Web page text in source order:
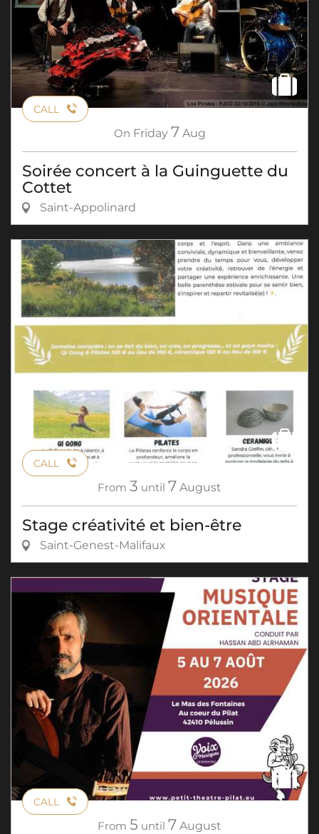
CALL
On Friday 7 Aug
Soirée concert à la Guinguette du
Cottet
Saint-Appolinard
CALL
From 3 until 7 August
Stage créativité et bien-être
Saint-Genest-Malifaux
CALL
From 5 until 7 August